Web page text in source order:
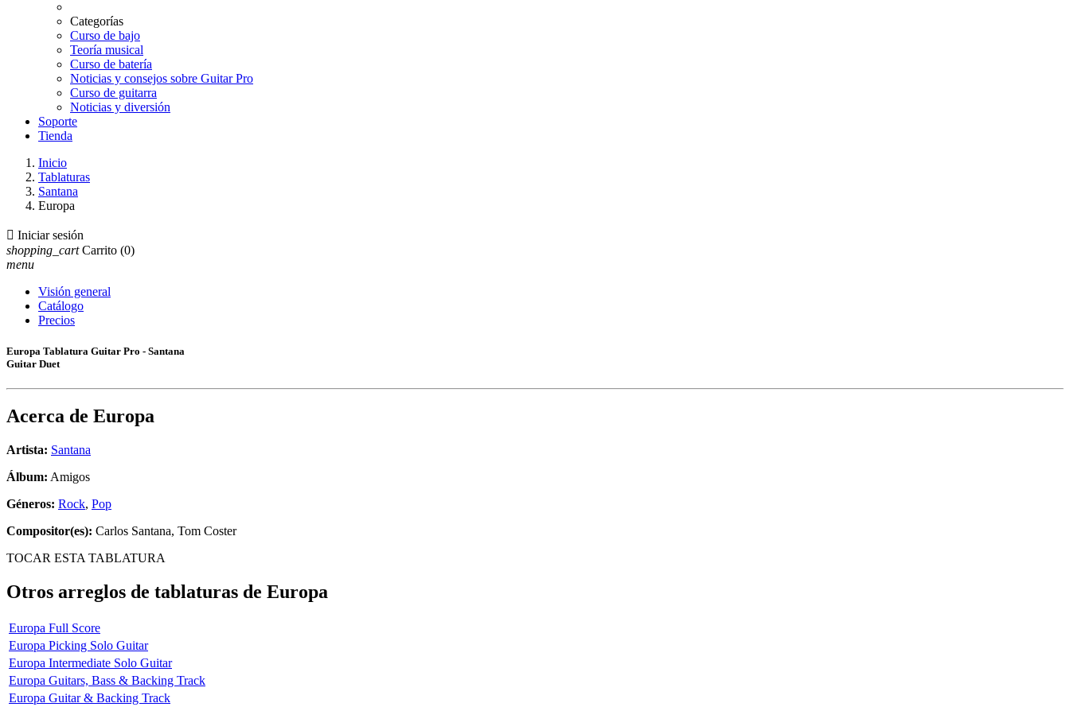
Categorías
Curso de bajo
Teoría musical
Curso de batería
Noticias y consejos sobre Guitar Pro
Curso de guitarra
Noticias y diversión
Soporte
Tienda
Inicio
Tablaturas
Santana
Europa
 Iniciar sesión
shopping_cart Carrito (0)
menu
Visión general
Catálogo
Precios
Europa Tablatura Guitar Pro - Santana
Guitar Duet
Acerca de Europa
Artista: Santana
Álbum: Amigos
Géneros: Rock, Pop
Compositor(es): Carlos Santana, Tom Coster
TOCAR ESTA TABLATURA
Otros arreglos de tablaturas de Europa
Europa Full Score
Europa Picking Solo Guitar
Europa Intermediate Solo Guitar
Europa Guitars, Bass & Backing Track
Europa Guitar & Backing Track